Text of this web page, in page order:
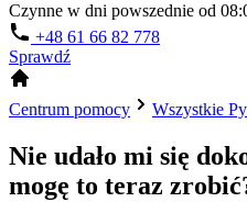
Czynne w dni powszednie od
+48 61 66 82 778
Sprawdź
Centrum pomocy Wszystkie
Nie udało mi się
mogę to teraz